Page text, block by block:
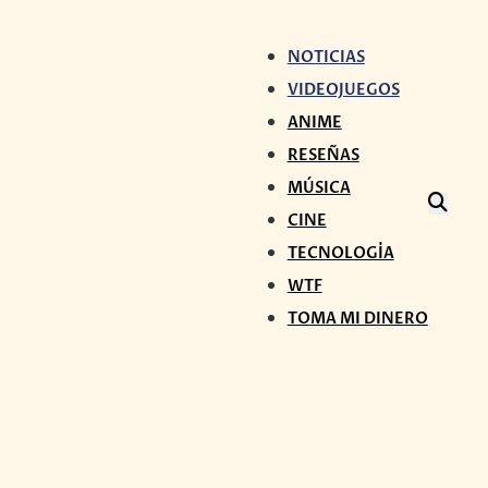
NOTICIAS
VIDEOJUEGOS
ANIME
RESEÑAS
MÚSICA
CINE
TECNOLOGÍA
WTF
TOMA MI DINERO